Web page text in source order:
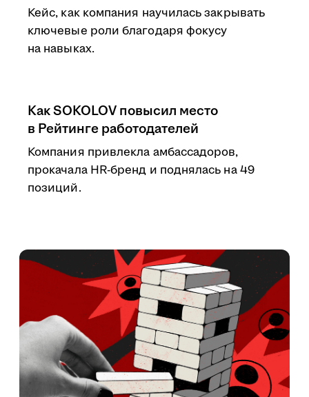
Кейс, как компания научилась закрывать
ключевые роли благодаря фокусу
на навыках.
Как SOKOLOV повысил место
в Рейтинге работодателей
Компания привлекла амбассадоров,
прокачала HR-бренд и поднялась на 49
позиций.